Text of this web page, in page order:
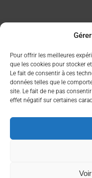
Pour offrir les meilleures
que les cookies pour stocker
Le fait de consentir à ces
données telles que le
site. Le fait de ne pas
effet négatif sur certaines
Aide & Infos
Condition générales de
FAQ
RGPD/Cookies